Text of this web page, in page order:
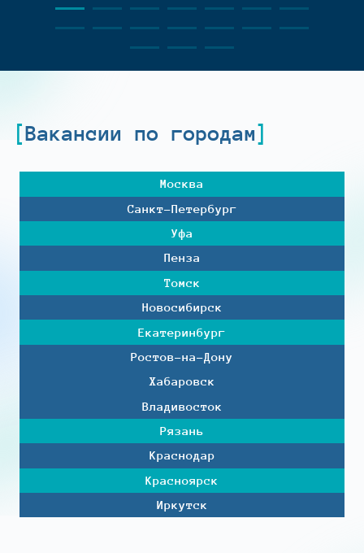
Вакансии по городам
Москва
Санкт-Петербург
Уфа
Пенза
Томск
Новосибирск
Екатеринбург
Ростов-на-Дону
Хабаровск
Владивосток
Рязань
Краснодар
Красноярск
Иркутск